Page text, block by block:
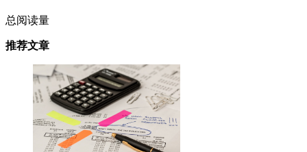
总阅读量
推荐文章